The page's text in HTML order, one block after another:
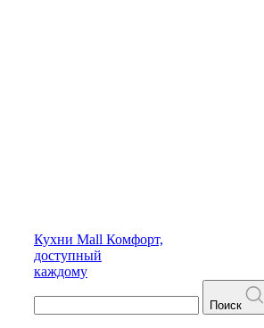
Кухни Mall Комфорт,
доступный
каждому
Поиск